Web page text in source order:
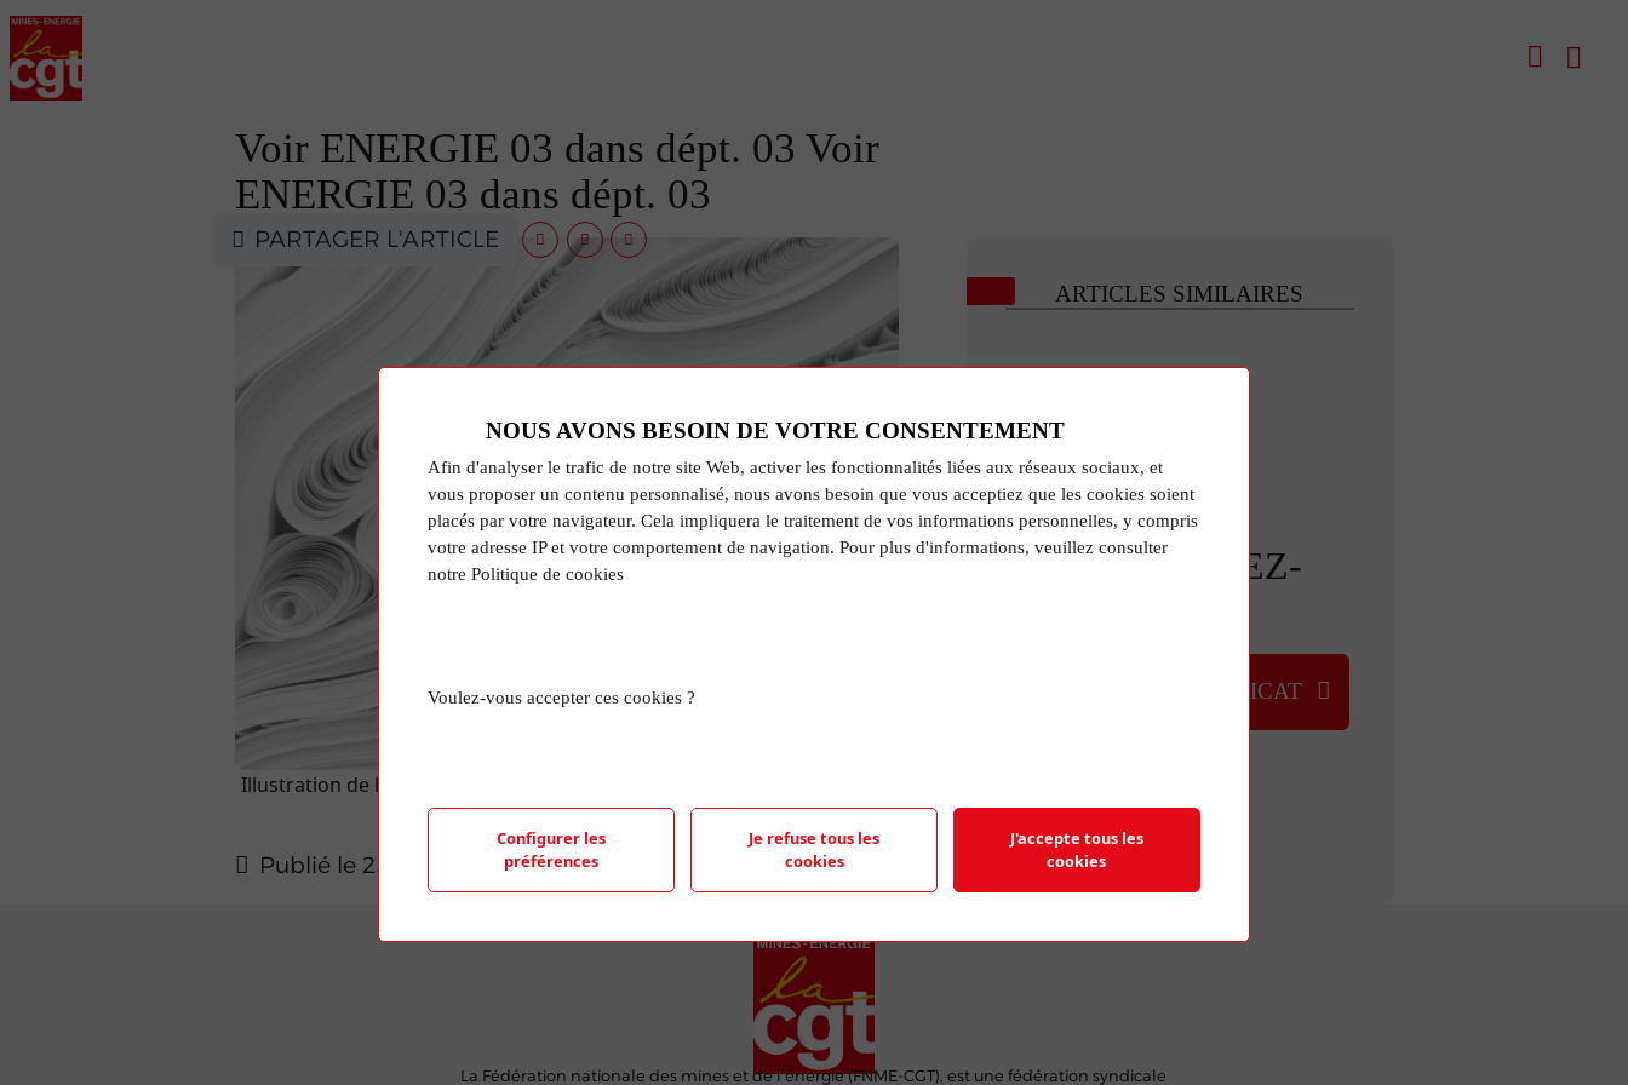
Voir ENERGIE 03 dans dépt. 03 Voir
ENERGIE 03 dans dépt. 03
Illustration de l'article aléatoire représentant le logo de la FNME-CGT et
d'une photo de feuilles de papier.
Publié le 25 Mar 2024
PARTAGER L'ARTICLE
ARTICLES SIMILAIRES
RETROUVEZ-
TROUVER UN SYNDICAT
La Fédération nationale des mines et de l’énergie (FNME-CGT), est une fédération syndicale
NOUS AVONS BESOIN DE VOTRE CONSENTEMENT
Afin d'analyser le trafic de notre site Web, activer les fonctionnalités liées aux réseaux sociaux, et
vous proposer un contenu personnalisé, nous avons besoin que vous acceptiez que les cookies soient
placés par votre navigateur. Cela impliquera le traitement de vos informations personnelles, y compris
votre adresse IP et votre comportement de navigation. Pour plus d'informations, veuillez consulter
notre Politique de cookies
Voulez-vous accepter ces cookies ?
Configurer les
préférences
Je refuse tous les
cookies
J'accepte tous les
cookies